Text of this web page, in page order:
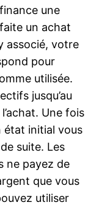
une
un achat
associé, votre
pour
utilisée.
jusqu’au
Une fois
état initial vous
suite. Les
ne payez de
que vous
utiliser